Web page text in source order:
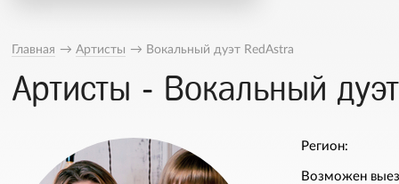
Главная → Артисты → Вокальный дуэт RedAstra
Артисты - Вокальный
Регион:
Возможен